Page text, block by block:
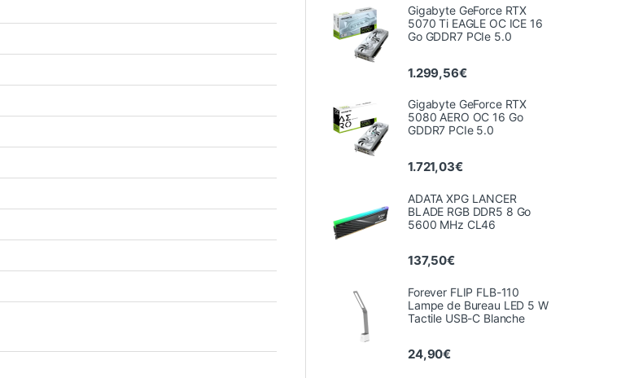
Gigabyte GeForce RTX
5070 Ti EAGLE OC ICE 16
Go GDDR7 PCIe 5.0
1.299,56€
Gigabyte GeForce RTX
5080 AERO OC 16 Go
GDDR7 PCIe 5.0
1.721,03€
ADATA XPG LANCER
BLADE RGB DDR5 8 Go
5600 MHz CL46
137,50€
Forever FLIP FLB-110
Lampe de Bureau LED 5 W
Tactile USB-C Blanche
24,90€